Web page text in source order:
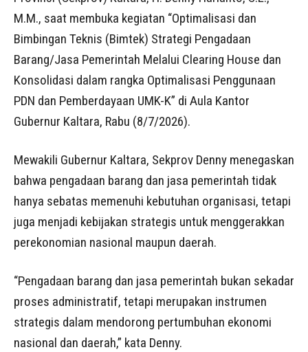
M.M., saat membuka kegiatan “Optimalisasi dan
Bimbingan Teknis (Bimtek) Strategi Pengadaan
Barang/Jasa Pemerintah Melalui Clearing House dan
Konsolidasi dalam rangka Optimalisasi Penggunaan
PDN dan Pemberdayaan UMK-K” di Aula Kantor
Gubernur Kaltara, Rabu (8/7/2026).
Mewakili Gubernur Kaltara, Sekprov Denny menegaskan
bahwa pengadaan barang dan jasa pemerintah tidak
hanya sebatas memenuhi kebutuhan organisasi, tetapi
juga menjadi kebijakan strategis untuk menggerakkan
perekonomian nasional maupun daerah.
“Pengadaan barang dan jasa pemerintah bukan sekadar
proses administratif, tetapi merupakan instrumen
strategis dalam mendorong pertumbuhan ekonomi
nasional dan daerah,” kata Denny.